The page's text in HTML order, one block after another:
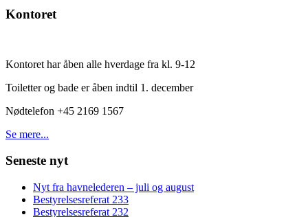
Kontoret
Kontoret har åben alle hverdage fra kl. 9-12
Toiletter og bade er åben indtil 1. december
Nødtelefon +45 2169 1567
Se mere...
Seneste nyt
Nyt fra havnelederen – juli og august
Bestyrelsesreferat 233
Bestyrelsesreferat 232